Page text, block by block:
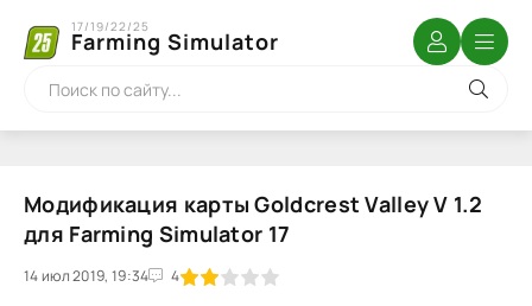
Farming Simulator
17/19/22/25
Модификация карты Goldcrest Valley V 1.2
для Farming Simulator 17
14 июл 2019, 19:34 4
1 2 3 4 5